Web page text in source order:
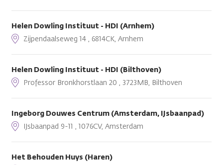
Helen Dowling Instituut - HDI (Arnhem)
Zijpendaalseweg 14 , 6814CK, Arnhem
Helen Dowling Instituut - HDI (Bilthoven)
Professor Bronkhorstlaan 20 , 3723MB, Bilthoven
Ingeborg Douwes Centrum (Amsterdam, IJsbaanpad)
IJsbaanpad 9-11 , 1076CV, Amsterdam
Het Behouden Huys (Haren)